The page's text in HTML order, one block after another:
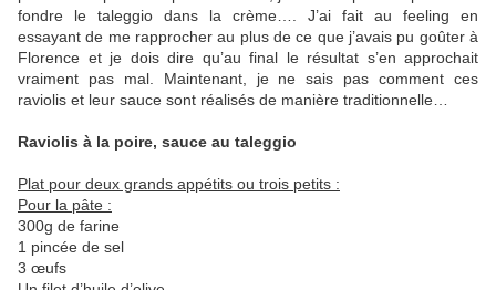
fondre le taleggio dans la crème…. J’ai fait au feeling en
essayant de me rapprocher au plus de ce que j’avais pu goûter à
Florence et je dois dire qu’au final le résultat s’en approchait
vraiment pas mal. Maintenant, je ne sais pas comment ces
raviolis et leur sauce sont réalisés de manière traditionnelle…
Raviolis à la poire, sauce au taleggio
Plat pour deux grands appétits ou trois petits :
Pour la pâte :
300g de farine
1 pincée de sel
3 œufs